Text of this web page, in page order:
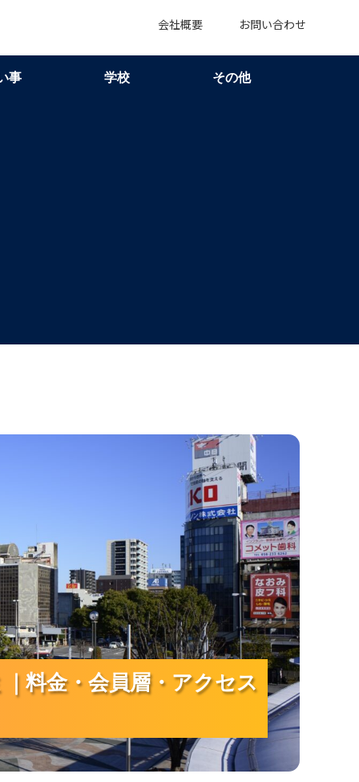
会社概要 お問い合わせ
事 学校 その他
クセスまで岐阜での婚活を徹底ナビ！
料金・会員層・アクセス
料金・会員層・アクセス
料金・会員層・アクセス